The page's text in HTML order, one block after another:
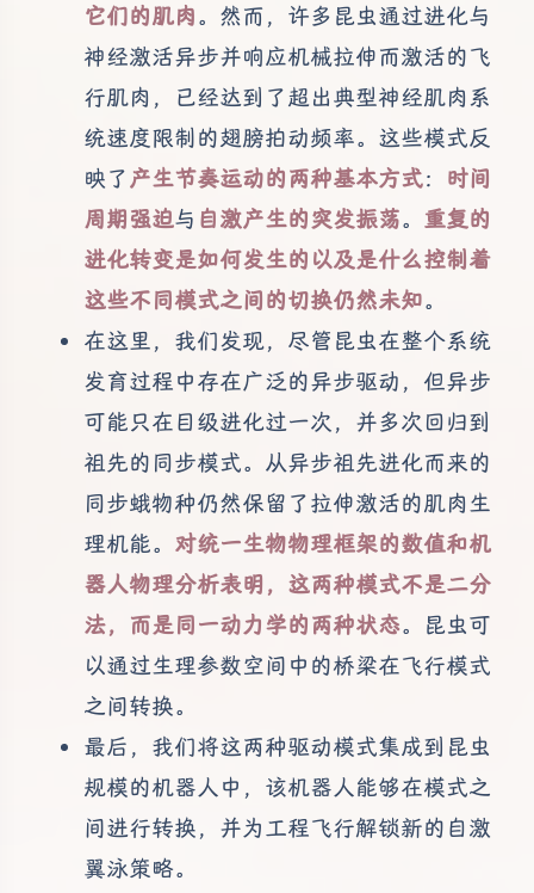
它们的肌肉。然而，许多昆虫通过进化与
神经激活异步并响应机械拉伸而激活的飞
行肌肉，已经达到了超出典型神经肌肉系
统速度限制的翅膀拍动频率。这些模式反
映了产生节奏运动的两种基本方式： 时间
周期强迫与 自激产生的突发振荡。 重复的
进化转变是如何发生的以及是什么控制着
这些不同模式之间的切换仍然未知。
在这里，我们发现，尽管昆虫在整个系统
发育过程中存在广泛的异步驱动，但异步
可能只在目级进化过一次，并多次回归到
祖先的同步模式。从异步祖先进化而来的
同步蛾物种仍然保留了拉伸激活的肌肉生
理机能。 对统一生物物理框架的数值和机
器人物理分析表明，这两种模式不是二分
法，而是同一动力学的两种状态。昆虫可
以通过生理参数空间中的桥梁在飞行模式
之间转换。
最后，我们将这两种驱动模式集成到昆虫
规模的机器人中，该机器人能够在模式之
间进行转换，并为工程飞行解锁新的自激
翼泳策略。